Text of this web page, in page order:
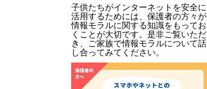
子供たちがインターネットを安全に
活用するためには、保護者の方々が
情報モラルに関する知識をもってお
くことが大切です。是非ご覧いただ
き、ご家族で情報モラルについて話
し合ってみてください。